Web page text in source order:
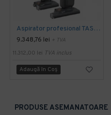
Aspirator profesional TASKI jet 38 Euro, 900 W, TASKI
9.348,76 lei + TVA
11.312,00 lei TVA inclus
Adaugă în Coş
PRODUSE ASEMANATOARE